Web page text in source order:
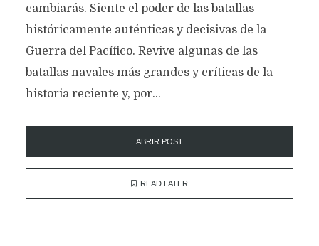
cambiarás. Siente el poder de las batallas
históricamente auténticas y decisivas de la
Guerra del Pacífico. Revive algunas de las
batallas navales más grandes y críticas de la
historia reciente y, por...
ABRIR POST
READ LATER